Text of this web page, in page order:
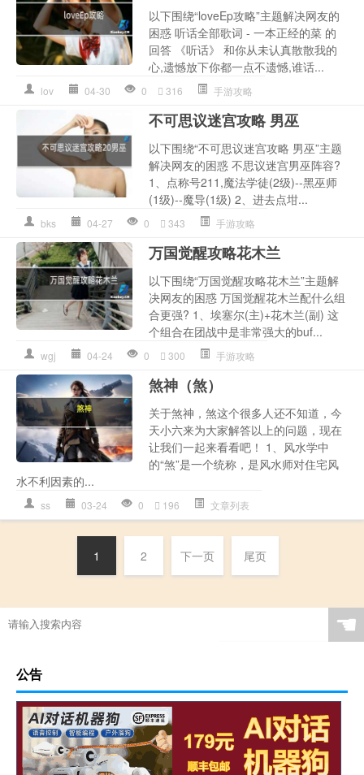
以下围绕“loveEp攻略”主题解决网友的
困惑 听话全部歌词 - 一本正经的菜 的
回答 《听话》 和你从未认真散散我的
心,遗憾放下你都一点不遗憾,谁话...
lov 04-30 0 316 手游攻略
不可思议迷宫攻略 男巫
以下围绕“不可思议迷宫攻略 男巫”主题
解决网友的困惑 不思议迷宫男巫阵容?
1、点称号211,魔法学徒(2级)--黑巫师
(1级)--魔导(1级) 2、进去点坩...
bks 04-27 0 343 手游攻略
万国觉醒攻略花木兰
以下围绕“万国觉醒攻略花木兰”主题解
决网友的困惑 万国觉醒花木兰配什么组
合更强? 1、埃塞尔(主)+花木兰(副) 这
个组合在团战中是非常强大的buf...
wgj 04-24 0 300 手游攻略
煞神（煞）
关于煞神，煞这个很多人还不知道，今
天小六来为大家解答以上的问题，现在
让我们一起来看看吧！ 1、风水学中
的“煞”是一个统称，是风水师对住宅风
水不利因素的...
ss 03-24 0 196 文章列表
1 2 下一页 尾页
☚
公告